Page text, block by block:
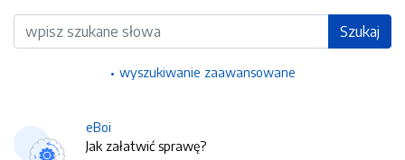
Wyszukiwarka Szukaj
wyszukiwanie zaawansowane
eBoi
Jak załatwić sprawę?